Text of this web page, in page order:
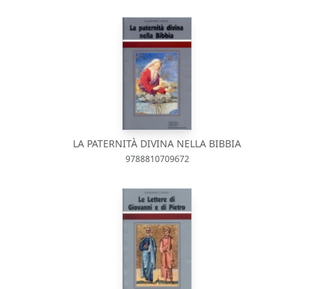
LA PATERNITÀ DIVINA NELLA BIBBIA
9788810709672